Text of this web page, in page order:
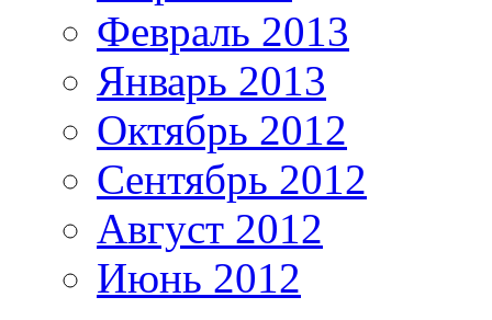
Февраль 2013
Январь 2013
Октябрь 2012
Сентябрь 2012
Август 2012
Июнь 2012